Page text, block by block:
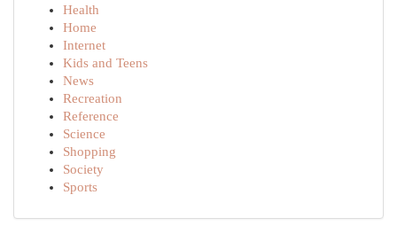
Health
Home
Internet
Kids and Teens
News
Recreation
Reference
Science
Shopping
Society
Sports